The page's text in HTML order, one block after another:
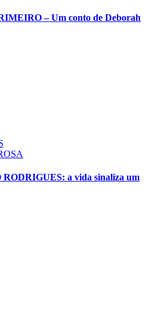
– Um conto de Deborah
RODRIGUES: a vida sinaliza um